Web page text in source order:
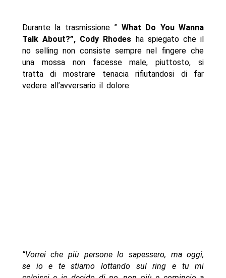
Durante la trasmissione ” What Do You Wanna
Talk About?”, Cody Rhodes ha spiegato che il
no selling non consiste sempre nel fingere che
una mossa non facesse male, piuttosto, si
tratta di mostrare tenacia rifiutandosi di far
vedere all’avversario il dolore:
“Vorrei che più persone lo sapessero, ma oggi,
se io e te stiamo lottando sul ring e tu mi